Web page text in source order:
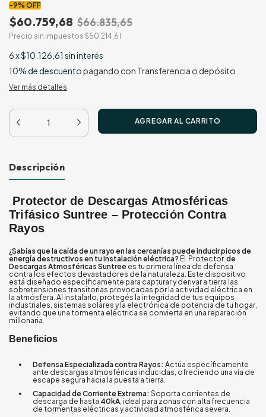
-9% OFF
$60.759,68 $66.835,65
Precio sin impuestos $50.214,61
6x$10.126,61 sin interés
10% de descuentopagando con Transferencia o depósito
Ver más detalles
Descripción
Protector de Descargas Atmosféricas
Trifásico Suntree – Protección Contra
Rayos
¿Sabías que la caída de un rayo en las cercanías puede inducir picos de
energía destructivos en tu instalación eléctrica? El Protector de
Descargas Atmosféricas Suntree es tu primera línea de defensa
contra los efectos devastadores de la naturaleza. Este dispositivo
está diseñado específicamente para capturar y derivar a tierra las
sobretensiones transitorias provocadas por la actividad eléctrica en
la atmósfera. Al instalarlo, protegés la integridad de tus equipos
industriales, sistemas solares y la electrónica de potencia de tu hogar,
evitando que una tormenta eléctrica se convierta en una reparación
millonaria.
Beneficios
Defensa Especializada contra Rayos: Actúa específicamente
ante descargas atmosféricas inducidas, ofreciendo una vía de
escape segura hacia la puesta a tierra.
Capacidad de Corriente Extrema: Soporta corrientes de
descarga de hasta 40kA , ideal para zonas con alta frecuencia
de tormentas eléctricas y actividad atmosférica severa.